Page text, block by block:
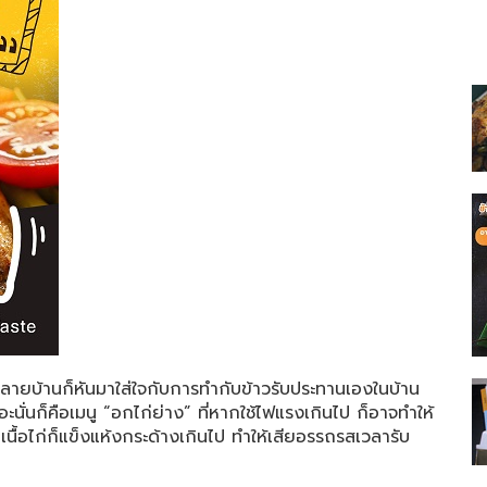
บ้านก็หันมาใส่ใจกับการทำกับข้าวรับประทานเองในบ้าน
นั่นก็คือเมนู “อกไก่ย่าง” ที่หากใช้ไฟแรงเกินไป ก็อาจทำให้
ไก่ก็แข็งแห้งกระด้างเกินไป ทำให้เสียอรรถรสเวลารับ